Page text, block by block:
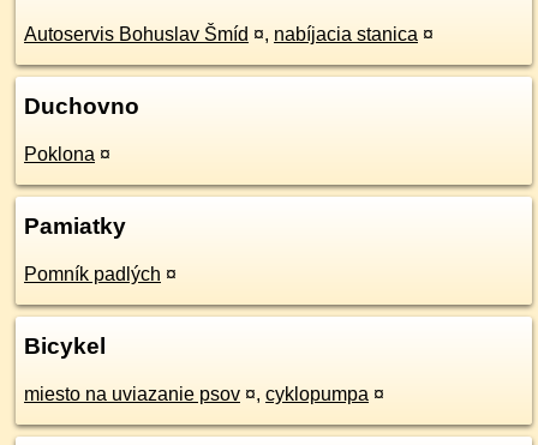
Autoservis Bohuslav Šmíd ¤, nabíjacia stanica ¤
Duchovno
Poklona ¤
Pamiatky
Pomník padlých ¤
Bicykel
miesto na uviazanie psov ¤, cyklopumpa ¤